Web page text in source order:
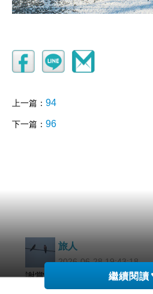
上一篇： 94
下一篇： 96
旅人
2026-06-28 19:43:18
謝賞紅樓遠征的水
並回應美詩
繼續閱讀